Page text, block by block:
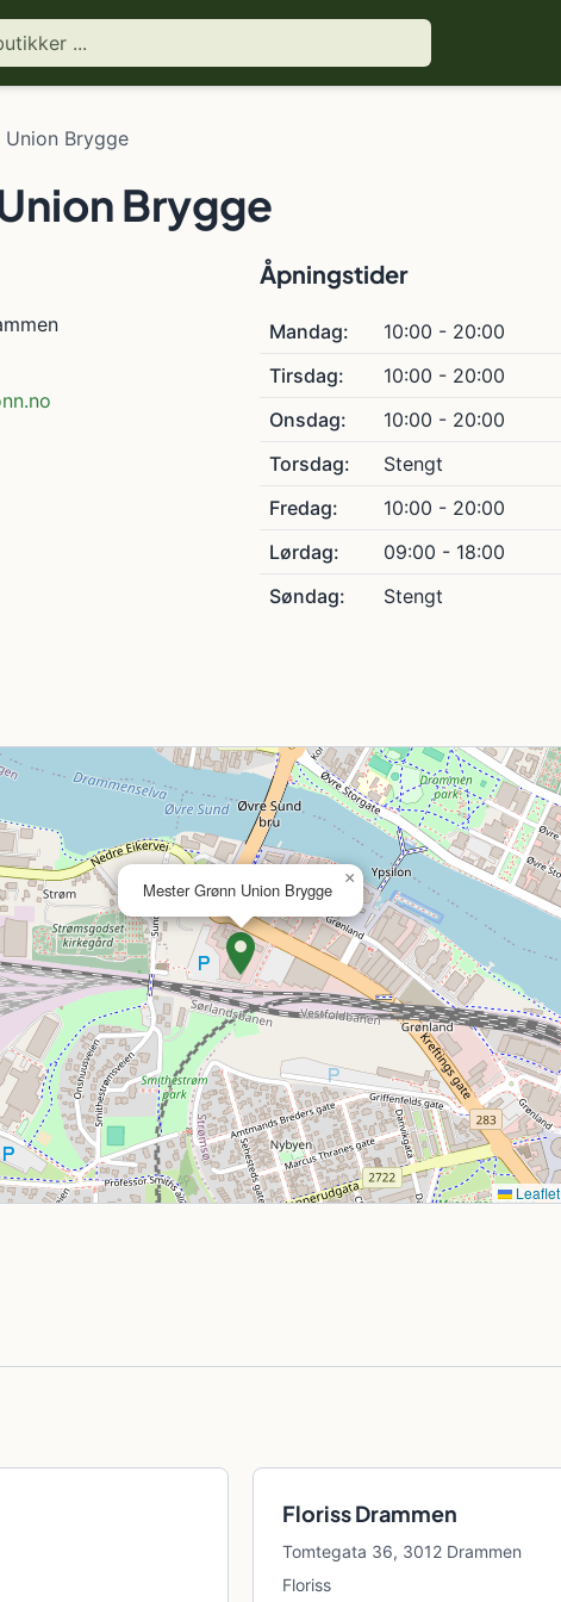
Union Brygge
Brygge
Åpningstider
Mandag:
10:00 - 20:00
Tirsdag:
10:00 - 20:00
Onsdag:
10:00 - 20:00
Torsdag:
Stengt
Fredag:
10:00 - 20:00
Lørdag:
09:00 - 18:00
Søndag:
Stengt
Mester Grønn Union Brygge
×
Leaflet
Floriss Drammen
Tomtegata 36, 3012 Drammen
Floriss